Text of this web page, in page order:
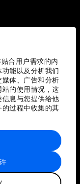
合用户需求的内
能以及分析我们
体、广告和分析
的使用情况，这
息与您提供给他
过程中收集的其